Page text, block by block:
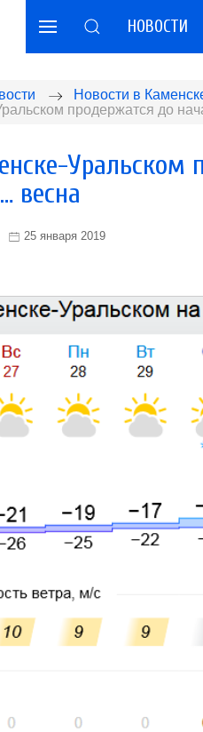
НОВОСТИ
Новости в
продержатся до
Уральском
весна
25 января 2019